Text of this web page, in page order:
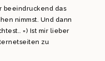
beeindruckend das
nimmst. Und dann
=) Ist mir lieber
zu